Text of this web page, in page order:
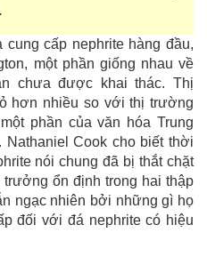
cung cấp nephrite hàng đầu,
một phần giống nhau về
chưa được khai thác. Thị
hơn nhiều so với thị trường
phần của văn hóa Trung
Nathaniel Cook cho biết thời
nói chung đã bị thắt chặt
ổn định trong hai thập
ngạc nhiên bởi những gì họ
đối với đá nephrite có hiệu